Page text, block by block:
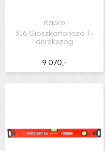
9 070,-
Kapro
316 Gipszkartonozó T-
derékszög